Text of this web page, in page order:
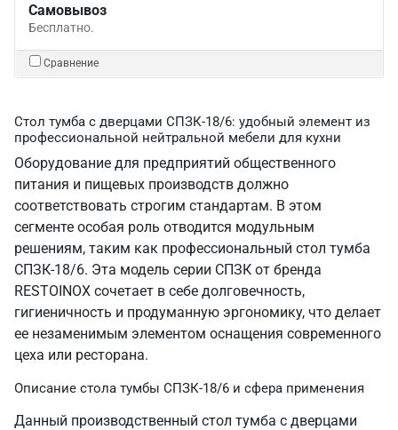
Самовывоз
Бесплатно.
Сравнение
Стол тумба с дверцами СПЗК-18/6: удобный элемент из
профессиональной нейтральной мебели для кухни
Оборудование для предприятий общественного
питания и пищевых производств должно
соответствовать строгим стандартам. В этом
сегменте особая роль отводится модульным
решениям, таким как профессиональный стол тумба
СПЗК-18/6. Эта модель серии СПЗК от бренда
RESTOINOX сочетает в себе долговечность,
гигиеничность и продуманную эргономику, что делает
ее незаменимым элементом оснащения современного
цеха или ресторана.
Описание стола тумбы СПЗК-18/6 и сфера применения
Данный производственный стол тумба с дверцами